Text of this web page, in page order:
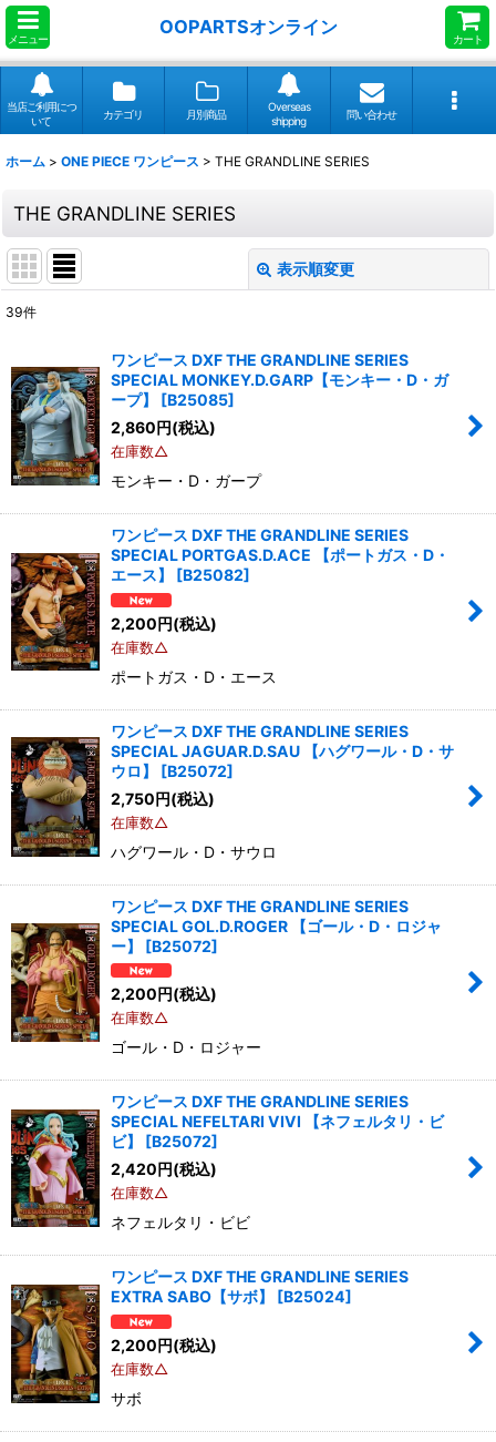
メニュー
OOPARTSオンライン
カート
当店ご利用につ
いて
カテゴリ 月別商品
Overseas
shipping
問い合わせ
ホーム > ONE PIECE ワンピース > THE GRANDLINE SERIES
THE GRANDLINE SERIES
表示順変更
並び順:
39件
ワンピース DXF THE GRANDLINE SERIES
SPECIAL MONKEY.D.GARP【モンキー・D・ガ
ープ】
[B25085]
2,860円(税込)
在庫数△
モンキー・D・ガープ
ワンピース DXF THE GRANDLINE SERIES
SPECIAL PORTGAS.D.ACE 【ポートガス・D・
エース】
[B25082]
2,200円(税込)
在庫数△
ポートガス・D・エース
ワンピース DXF THE GRANDLINE SERIES
SPECIAL JAGUAR.D.SAU 【ハグワール・D・サ
ウロ】
[B25072]
2,750円(税込)
在庫数△
ハグワール・D・サウロ
ワンピース DXF THE GRANDLINE SERIES
SPECIAL GOL.D.ROGER 【ゴール・D・ロジャ
ー】
[B25072]
2,200円(税込)
在庫数△
ゴール・D・ロジャー
ワンピース DXF THE GRANDLINE SERIES
SPECIAL NEFELTARI VIVI 【ネフェルタリ・ビ
ビ】
[B25072]
2,420円(税込)
在庫数△
ネフェルタリ・ビビ
ワンピース DXF THE GRANDLINE SERIES
EXTRA SABO【サボ】
[B25024]
2,200円(税込)
在庫数△
サボ